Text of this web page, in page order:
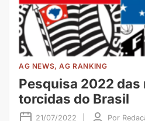
AG NEWS, AG RANKING
Pesquisa 2022 das
torcidas do Brasil
21/07/2022 Por